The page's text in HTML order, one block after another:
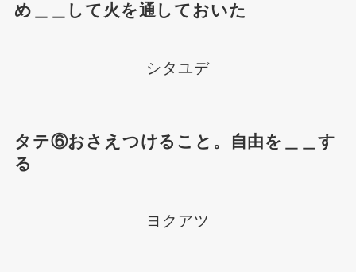
め＿＿して火を通しておいた
シタユデ
タテ⑥おさえつけること。自由を＿＿す
る
ヨクアツ